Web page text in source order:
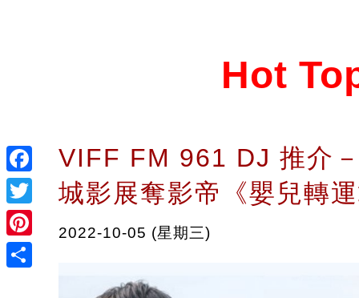
Facebook
Twitter
Pinterest
Hot
VIFF FM 961 DJ 推介
城影展奪影帝《嬰兒轉
2022-10-05 (星期三)